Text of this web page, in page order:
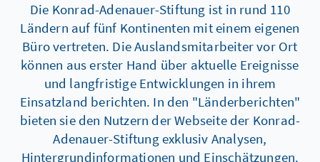
Die Konrad-Adenauer-Stiftung ist in rund 110
Ländern auf fünf Kontinenten mit einem eigenen
Büro vertreten. Die Auslandsmitarbeiter vor Ort
können aus erster Hand über aktuelle Ereignisse
und langfristige Entwicklungen in ihrem
Einsatzland berichten. In den "Länderberichten"
bieten sie den Nutzern der Webseite der Konrad-
Adenauer-Stiftung exklusiv Analysen,
Hintergrundinformationen und Einschätzungen.